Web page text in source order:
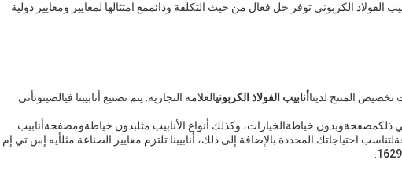
الفولاذ الكربوني توفر حل فعال من حيث التكلفة ودائممع امتثالها لمعايير ومعايير دولية
المنتج لدينا أنابيب الفولاذ الكربونيالعلامة التجارية. يتم تصنيع أنابيبنا فيالصينوتأتي
ذلكمصفحةوبدون خياطةالخيارات، وكذلك أنواع الأنابيب مثلبدون خياطةومصفحةأنابيب.
لتناسب احتياجاتك المحددة بالإضافة إلى ذلك، أنابيبنا تلتزم معايير الصناعة مثلأيه إس تي إم